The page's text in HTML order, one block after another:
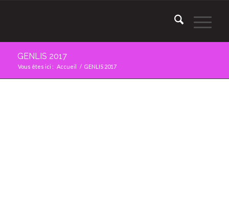
GENLIS 2017
Vous êtes ici : Accueil / GENLIS 2017